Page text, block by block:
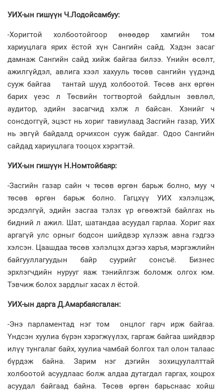
УИХ-ын гишүүн Ч.Лодойсамбуу:
-Хоригтой холбоотойгоор өнөөдөр хамгийн том
хариуцлага ярих ёстой хүн Сангийн сайд. Хэдэн засаг
дамнаж Сангийн сайд хийж байгаа билээ. Үнийн өсөлт,
ажилгүйдэл, авлига хээл хахууль төсөв сангийн үүдэнд
сууж байгаа тантай шууд холбоотой. Төсөв анх өргөн
барих үеэс л Төсвийн тогтвортой байдлын зөвлөл,
аудитор, эдийн засагчид хэлж л байсан. Хэнийг ч
сонсдоггүй, эцэст нь хориг тавиулаад Засгийн газар, УИХ
нь эвгүй байдалд орчихсон сууж байдаг. Одоо Сангийн
сайдад хариуцлага тооцох хэрэгтэй.
УИХ-ын гишүүн Н.Номтойбаяр:
-Засгийн газар сайн ч төсөв өргөн барьж болно, муу ч
төсөв өргөн барьж болно. Гагцхүү УИХ хэлэлцэж,
эрсдэлгүй, эдийн засгаа тэлэх үр өгөөжтэй байлгах нь
бидний л ажил. Шат, шатандаа асуудал гарлаа. Хориг яах
аргагүй улс орныг бодсон шийдвэр хүлээж авна гэдгээ
хэлсэн. Цаашдаа төсөв хэлэлцэх дэгээ харъя, мэргэжлийн
байгууллагуудын байр суурийг сонсъё. Бизнес
эрхлэгчдийн нурууг яаж тэнийлгэж боломж олгох юм.
Тэвчиж болох зардлыг хасах л ёстой.
УИХ-ын дарга Д.Амарбаясгалан:
-Энэ парламентад нэг том онцлог гарч ирж байгаа.
Үндсэн хуулиа бүрэн хэрэгжүүлэх, гаргаж байгаа шийдвэр
илүү тунгалаг байх, хуулиа чамбай болгох тал олон талаас
бүрдэж байна. Зарим нэг дэгийн зохицуулалттай
холбоотой асуудлаас болж алдаа дутагдал гаргах, хоцрох
асуудал байгаад байна. Төсөв өргөн барьснаас хойш